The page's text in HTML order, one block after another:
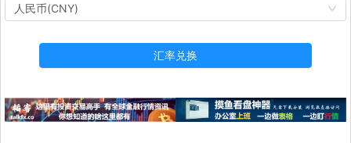
人民币(CNY)
汇率兑换